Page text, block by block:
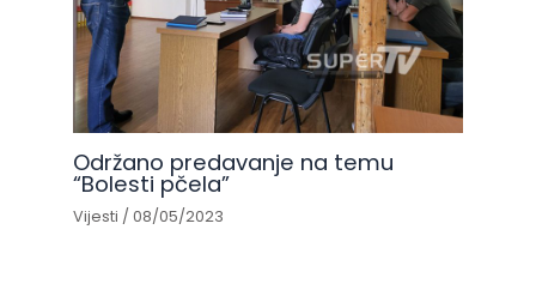
Održano predavanje na temu
“Bolesti pčela”
Vijesti /08/05/2023